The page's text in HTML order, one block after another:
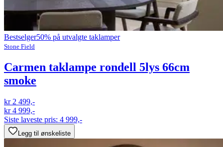
Bestselger50% på utvalgte taklamper
Stone Field
Carmen taklampe rondell 5lys 66cm
smoke
kr 2 499,-
kr 4 999,-
Siste laveste pris: 4 999,-
Legg til ønskeliste